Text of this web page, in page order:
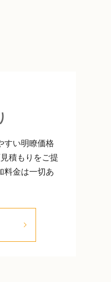
すい明瞭価格
積もりをご提
料金は一切あ